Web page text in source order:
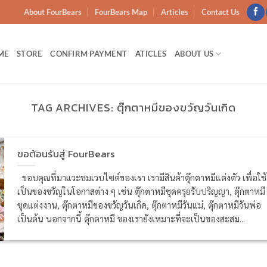
About FourBears FourBears Map Articles Contact Us
STORE CONFIRM PAYMENT ATICLES ABOUT US
TAG ARCHIVES: ตุ๊กตาหมีของขวัญวันเกิด
ขอต้อนรับสู่ FourBears
ขอบคุณที่มาแวะชมเวบไซต์ของเรา เรามีสินค้าตุ๊กตาหมีแต่งตัว เพื่อใช้
เป็นของขวัญในโอกาสต่าง ๆ เช่น ตุ๊กตาหมีชุดครุยรับปริญญา, ตุ๊กตาหมี
ชุดแต่งงาน, ตุ๊กตาหมีของขวัญวันเกิด, ตุ๊กตาหมีวันแม่, ตุ๊กตาหมีวันพ่อ
เป็นต้น นอกจากนี้ ตุ๊กตาหมี ของเรายังเหมาะที่จะเป็นของสะสม...